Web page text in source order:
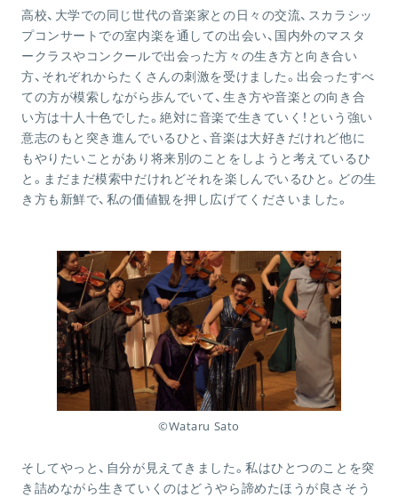
高校、大学での同じ世代の音楽家との日々の交流、スカラシッ
プコンサートでの室内楽を通しての出会い、国内外のマスタ
ークラスやコンクールで出会った方々の生き方と向き合い
方、それぞれからたくさんの刺激を受けました。出会ったすべ
ての方が模索しながら歩んでいて、生き方や音楽との向き合
い方は十人十色でした。絶対に音楽で生きていく！という強い
意志のもと突き進んでいるひと、音楽は大好きだけれど他に
もやりたいことがあり将来別のことをしようと考えているひ
と。まだまだ模索中だけれどそれを楽しんでいるひと。どの生
き方も新鮮で、私の価値観を押し広げてくださいました。
©︎Wataru Sato
そしてやっと、自分が見えてきました。私はひとつのことを突
き詰めながら生きていくのはどうやら諦めたほうが良さそう